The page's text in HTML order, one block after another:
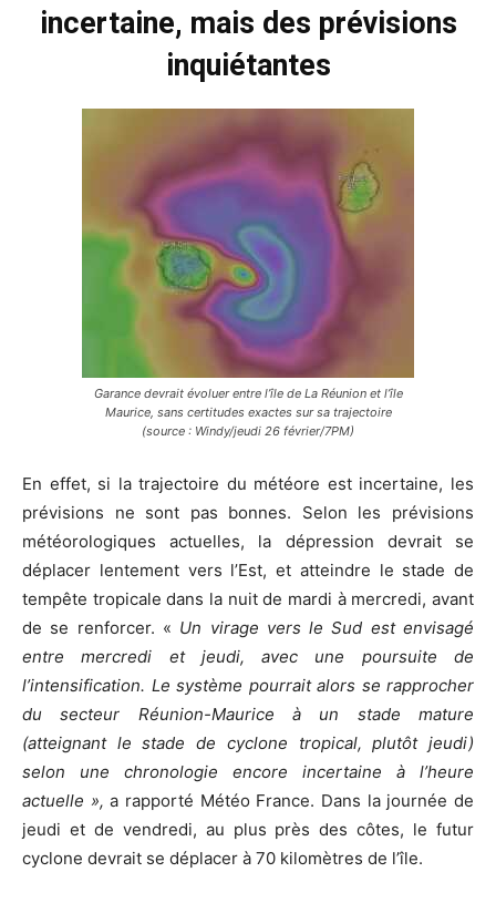
incertaine, mais des prévisions
inquiétantes
Garance devrait évoluer entre l’île de La Réunion et l’île
Maurice, sans certitudes exactes sur sa trajectoire
(source : Windy/jeudi 26 février/7PM)
En effet, si la trajectoire du météore est incertaine, les
prévisions ne sont pas bonnes. Selon les prévisions
météorologiques actuelles, la dépression devrait se
déplacer lentement vers l’Est, et atteindre le stade de
tempête tropicale dans la nuit de mardi à mercredi, avant
de se renforcer. « Un virage vers le Sud est envisagé
entre mercredi et jeudi, avec une poursuite de
l’intensification. Le système pourrait alors se rapprocher
du secteur Réunion-Maurice à un stade mature
(atteignant le stade de cyclone tropical, plutôt jeudi)
selon une chronologie encore incertaine à l’heure
actuelle »,a rapporté Météo France. Dans la journée de
jeudi et de vendredi, au plus près des côtes, le futur
cyclone devrait se déplacer à 70 kilomètres de l’île.